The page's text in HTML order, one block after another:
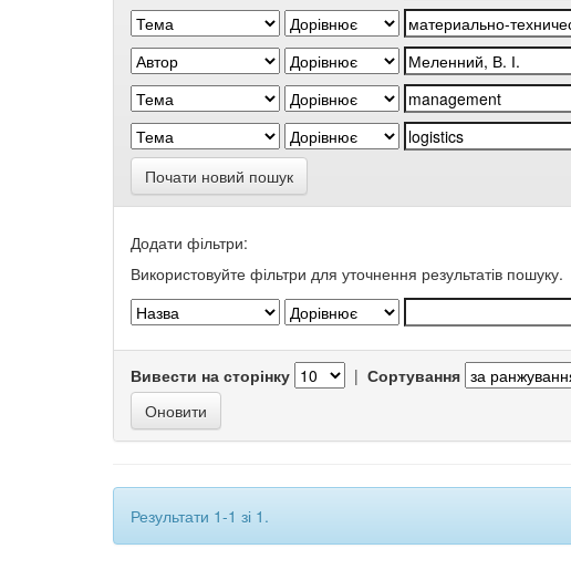
Почати новий пошук
Додати фільтри:
Використовуйте фільтри для уточнення результатів пошуку.
Вивести на сторінку | Сортування
Результати 1-1 зі 1.